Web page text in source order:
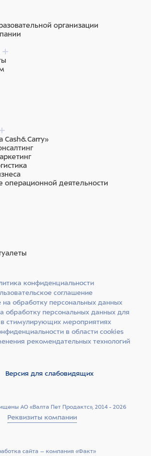
организации
Cash&Carry»
операционной деятельности
АО «Валта Пет Продактс», 2014 - 2026
Реквизиты компании
конфиденциальности
соглашение
на обработку персональных данных
обработку персональных данных для
в стимулирующих мероприятиях
в области cookies
рекомендательных технологий
Версия для слабовидящих
сайта –­ компания «Факт»